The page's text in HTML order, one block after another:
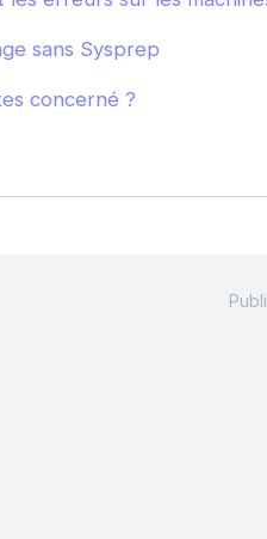
sans Sysprep
concerné ?